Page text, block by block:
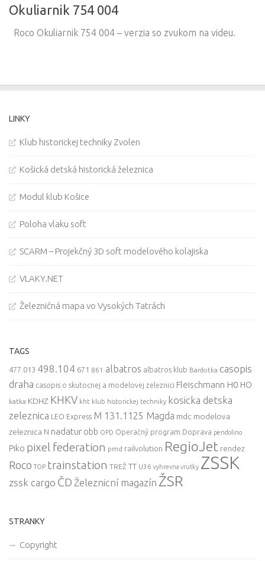
Okuliarnik 754 004
Roco Okuliarnik 754 004 – verzia so zvukom na videu.
LINKY
Klub historickej techniky Zvolen
Košická detská historická železnica
Modul klub Košice
Poloha vlaku soft
SCARM – Projekčný 3D soft modelového kolajiska
VLAKY.NET
Železničná mapa vo Vysokých Tatrách
TAGS
477.013 498.104 671 861 albatros albatros klub Bardotka casopis
draha casopis o skutocnej a modelovej zeleznici Fleischmann H0 HO
katka KDHZ KHKV kht klub historickej techniky kosicka detska
zeleznica
LEO Express M 131.1125 Magda mdc modelova
zeleznica N nadatur obb OPD Operačný program Doprava pendolino
Piko pixel federation pmd railvolution RegioJet rendez
Roco TOP trainstation TREŽ TT U36 vyhrevna vrutky ZSSK
zssk cargo ČD Železnicní magazín ŽSR
STRANKY
Copyright